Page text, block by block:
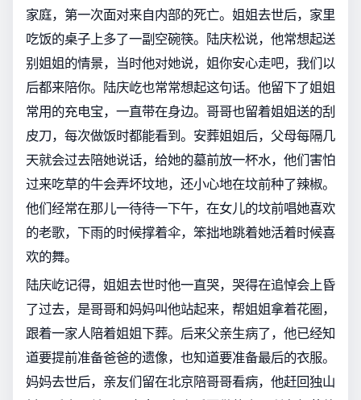
家庭，第一次面对来自内部的死亡。姐姐去世后，家里
吃饭的桌子上多了一副空碗筷。陆庆松说，他常想起送
别姐姐的情景，当时他对她说，姐你安心走吧，我们以
后都来陪你。陆庆屹也常常想起这句话。他留下了姐姐
常用的充电宝，一直带在身边。哥哥也留着姐姐送的刮
皮刀，每次做饭时都能看到。安葬姐姐后，父母每隔几
天就会过去陪她说话，给她的墓前放一杯水，他们害怕
过来吃草的牛会弄坏坟地，还小心地在坟前种了辣椒。
他们经常在那儿一待待一下午，在女儿的坟前唱她喜欢
的老歌，下雨的时候撑着伞，笨拙地跳着她活着时候喜
欢的舞。
陆庆屹记得，姐姐去世时他一直哭，哭得在追悼会上昏
了过去，是哥哥和妈妈叫他站起来，帮姐姐拿着花圈，
跟着一家人陪着姐姐下葬。后来父亲生病了，他已经知
道要提前准备爸爸的遗像，也知道要准备最后的衣服。
妈妈去世后，亲友们留在北京陪哥哥看病，他赶回独山